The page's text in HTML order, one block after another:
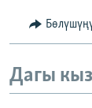
Дагы